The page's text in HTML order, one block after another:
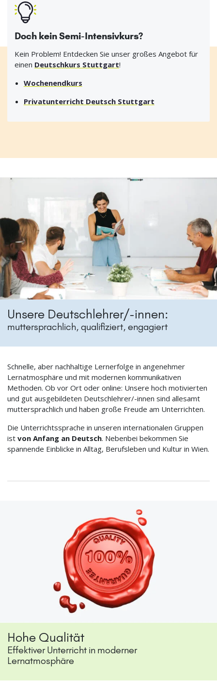
Doch kein Semi-Intensivkurs?
Kein Problem! Entdecken Sie unser großes Angebot für
einen Deutschkurs Stuttgart!
Wochenendkurs
Privatunterricht Deutsch Stuttgart
Unsere Deutschlehrer/-innen:
muttersprachlich, qualifiziert, engagiert
Schnelle, aber nachhaltige Lernerfolge in angenehmer
Lernatmosphäre und mit modernen kommunikativen
Methoden. Ob vor Ort oder online: Unsere hoch motivierten
und gut ausgebildeten Deutschlehrer/-innen sind allesamt
muttersprachlich und haben große Freude am Unterrichten.
Die Unterrichtssprache in unseren internationalen Gruppen
ist von Anfang an Deutsch. Nebenbei bekommen Sie
spannende Einblicke in Alltag, Berufsleben und Kultur in Wien.
Hohe Qualität
Effektiver Unterricht in moderner
Lernatmosphäre